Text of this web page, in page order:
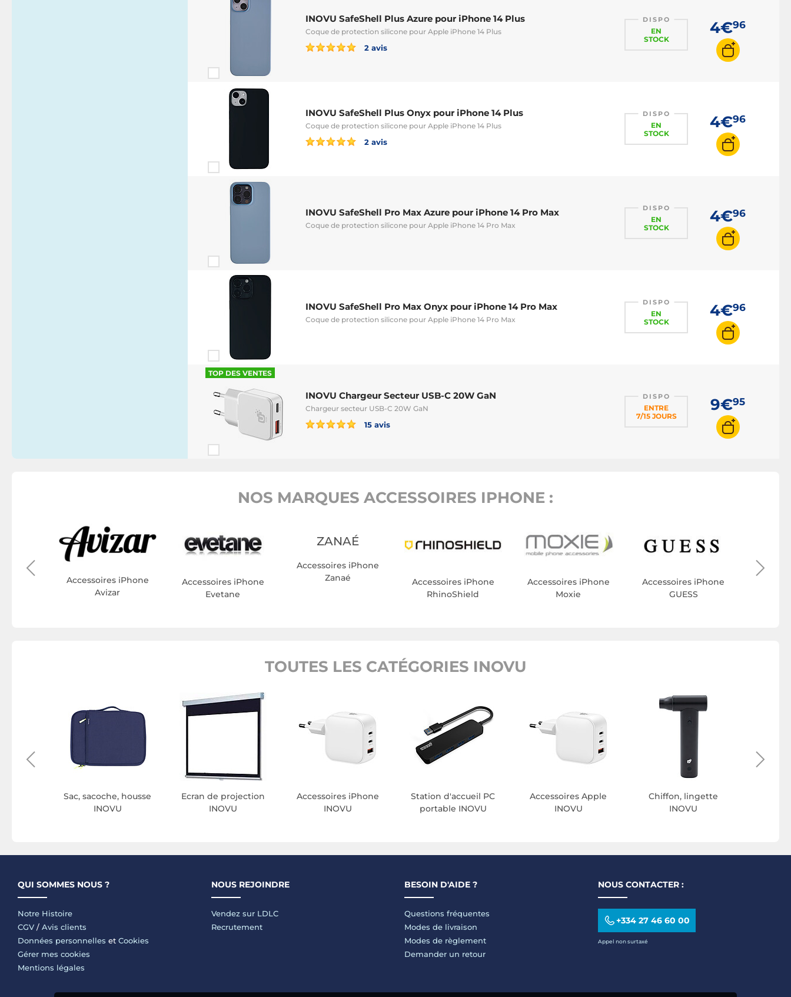
INOVU SafeShell Plus Azure pour iPhone 14 Plus
Coque de protection silicone pour Apple iPhone 14 Plus
2 avis
DISPO
EN
STOCK
4€96
INOVU SafeShell Plus Onyx pour iPhone 14 Plus
Coque de protection silicone pour Apple iPhone 14 Plus
2 avis
DISPO
EN
STOCK
4€96
INOVU SafeShell Pro Max Azure pour iPhone 14 Pro Max
Coque de protection silicone pour Apple iPhone 14 Pro Max
DISPO
EN
STOCK
4€96
INOVU SafeShell Pro Max Onyx pour iPhone 14 Pro Max
Coque de protection silicone pour Apple iPhone 14 Pro Max
DISPO
EN
STOCK
4€96
TOP DES VENTES
INOVU Chargeur Secteur USB-C 20W GaN
Chargeur secteur USB-C 20W GaN
15 avis
DISPO
ENTRE
7/15 JOURS
9€95
NOS MARQUES ACCESSOIRES IPHONE :
iPhone
Accessoires iPhone
Avizar
Accessoires iPhone
Evetane
ZANAÉ
Accessoires iPhone
Zanaé
Accessoires iPhone
RhinoShield
Accessoires iPhone
Moxie
Accessoires iPhone
GUESS
TOUTES LES CATÉGORIES INOVU
Sac, sacoche, housse
INOVU
Ecran de projection
INOVU
Accessoires iPhone
INOVU
Station d'accueil PC
portable INOVU
Accessoires Apple
INOVU
Chiffon, lingette
INOVU
QUI SOMMES NOUS ?
Notre Histoire
CGV / Avis clients
Données personnelles et Cookies
Gérer mes cookies
Mentions légales
NOUS REJOINDRE
Vendez sur LDLC
Recrutement
BESOIN D'AIDE ?
Questions fréquentes
Modes de livraison
Modes de règlement
Demander un retour
NOUS CONTACTER :
+334 27 46 60 00
Appel non surtaxé